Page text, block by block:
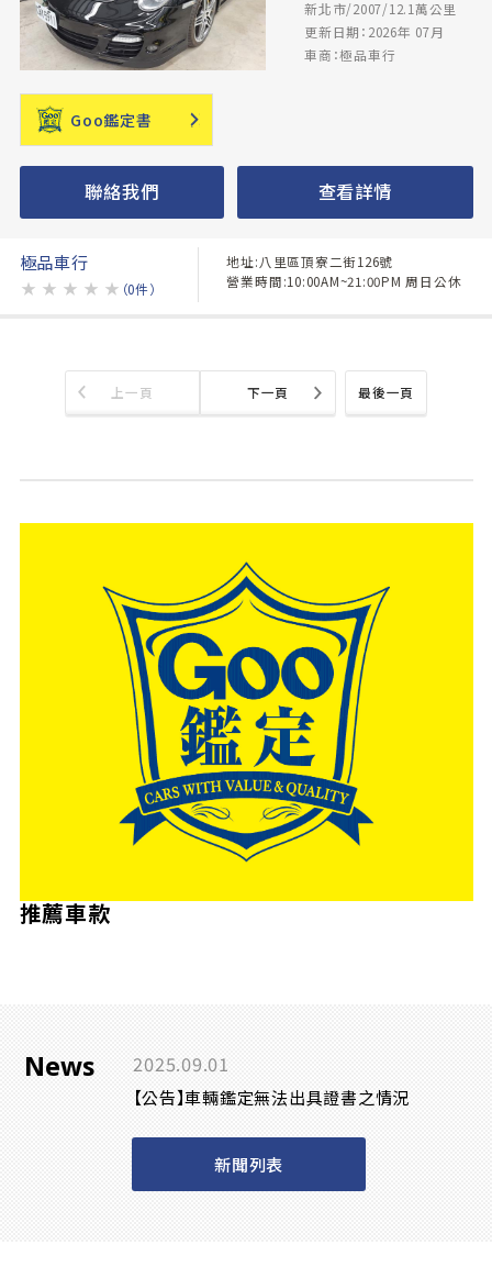
新北市/2007/12.1萬公里
更新日期：2026年 07月
車商：極品車行
Goo鑑定書
聯絡我們 查看詳情
極品車行
★ ★ ★ ★ ★ （0件）
地址:八里區頂寮二街126號
營業時間:10:00AM~21:00PM 周日公休
最後一頁
上一頁 下一頁
推薦車款
News 2025.09.01
【公告】車輛鑑定無法出具證書之情況
新聞列表